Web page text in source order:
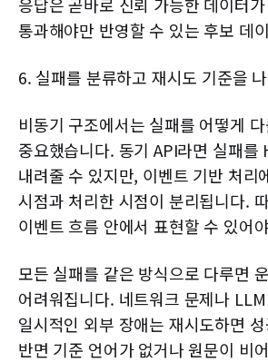
응답은 곧바로 신뢰 가능한 데이터
통과해야만 반영할 수 있는 후보 데
6. 실패를 분류하고 재시도 기준을
비동기 구조에서는 실패를 어떻게
중요했습니다. 동기 API라면 실패를
내려줄 수 있지만, 이벤트 기반 처리
시점과 처리한 시점이 분리됩니다.
이벤트 흐름 안에서 표현할 수 있어
모든 실패를 같은 방식으로 다루면
어려워집니다. 네트워크 문제나
일시적인 외부 장애는 재시도하면
반면 기준 언어가 없거나 원문이 비